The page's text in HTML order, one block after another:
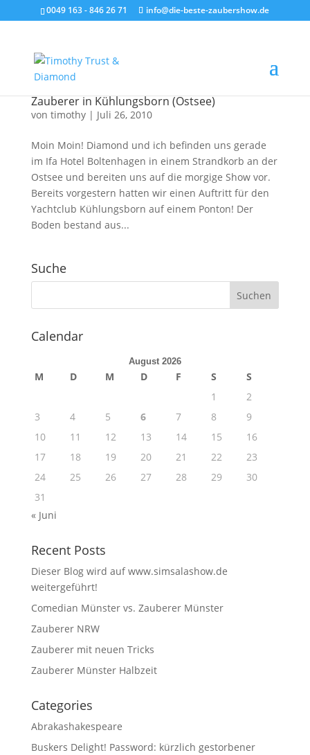
0049 163 - 846 26 71 info@die-beste-zaubershow.de
Zauberer in Kühlungsborn (Ostsee)
von timothy| Juli 26, 2010
Moin Moin! Diamond und ich befinden uns gerade
im Ifa Hotel Boltenhagen in einem Strandkorb an der
Ostsee und bereiten uns auf die morgige Show vor.
Bereits vorgestern hatten wir einen Auftritt für den
Yachtclub Kühlungsborn auf einem Ponton! Der
Boden bestand aus...
Suche
Calendar
August 2026
M D M D F S
S
1
2
3
4 5 6 7 8
9
10
11 12 13 14 15
16
17
18 19 20 21 22
23
24
25 26 27 28 29
30
31
« Juni
Recent Posts
Dieser Blog wird auf www.simsalashow.de
weitergeführt!
Comedian Münster vs. Zauberer Münster
Zauberer NRW
Zauberer mit neuen Tricks
Zauberer Münster Halbzeit
Categories
Abrakashakespeare
Buskers Delight! Password: kürzlich gestorbener